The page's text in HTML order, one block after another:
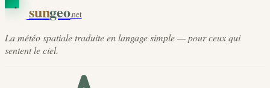
sungeo.net
La météo spatiale traduite en langage simple — pour ceux qui
sentent le ciel.